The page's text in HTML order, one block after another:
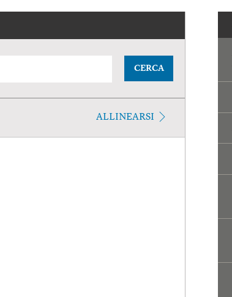
CERCA
ALLINEARSI